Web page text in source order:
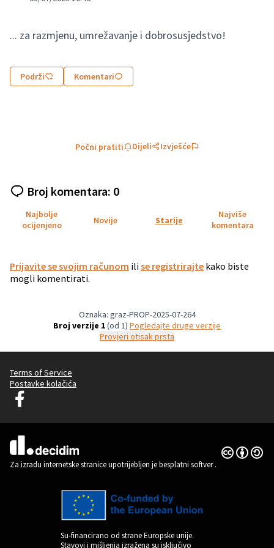
... za razmjenu, umrežavanje i dobrosusjedstvo!
Podrži Komentari
Počni pratiti Dijeli Izvješće
Broj komentara: 0
Najbolje
ocijenjeno
Novije Starije
Najviše
komentara
Prijavite se svojim računom ilise registrirajte kako biste
mogli komentirati.
Oznaka: graz-PROP-2025-07-264
Broj verzije 1(od 1)
pogledajte druge verzije
Provjeri otisak prsta
Terms of Service
Postavke kolačića
Graz Gemeinsam Gestalten na Facebooku
(Vanjska poveznica)
Za izradu internetske stranice upotrijebljen je besplatni softver.
Licencija
(Vanjska
Su-financirano od strane Europske unije.
Stavovi i mišljenja izražena su isključivo